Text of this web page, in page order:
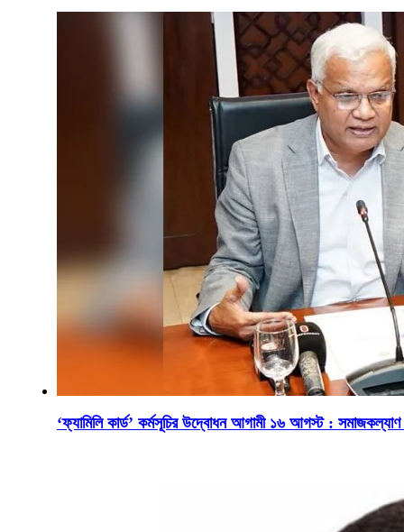
‘ফ্যামিলি কার্ড’ কর্মসূচির উদ্বোধন আগামী ১৬ আগস্ট : সমাজকল্যাণ